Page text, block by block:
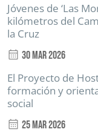
Jóvenes de ‘Las
kilómetros del
la Cruz
30 Mar 2026
El Proyecto de
formación y
social
25 Mar 2026